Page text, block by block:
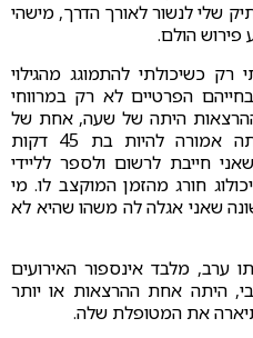
שלי לנשור לאורך הדרך, מישהי
פירוש הולם.
כשיכולתי להתמוגג מהגילוי
הפרטיים לא רק במרווחי
אחת ההרצאות היתה של שעה, אחת של
45 דקות והרצאה נוספת שהיתה אמורה להיות בת 45 דקות
שאני חייבת לרשום ולספר לליידי
חורג מהזמן המוקצב לו. מי
שאני אגלה לה משהו שהיא לא
ערב, מלבד אינספור האירועים
היתה אחת ההרצאות או יותר
תיארה את המטופלת שלה.